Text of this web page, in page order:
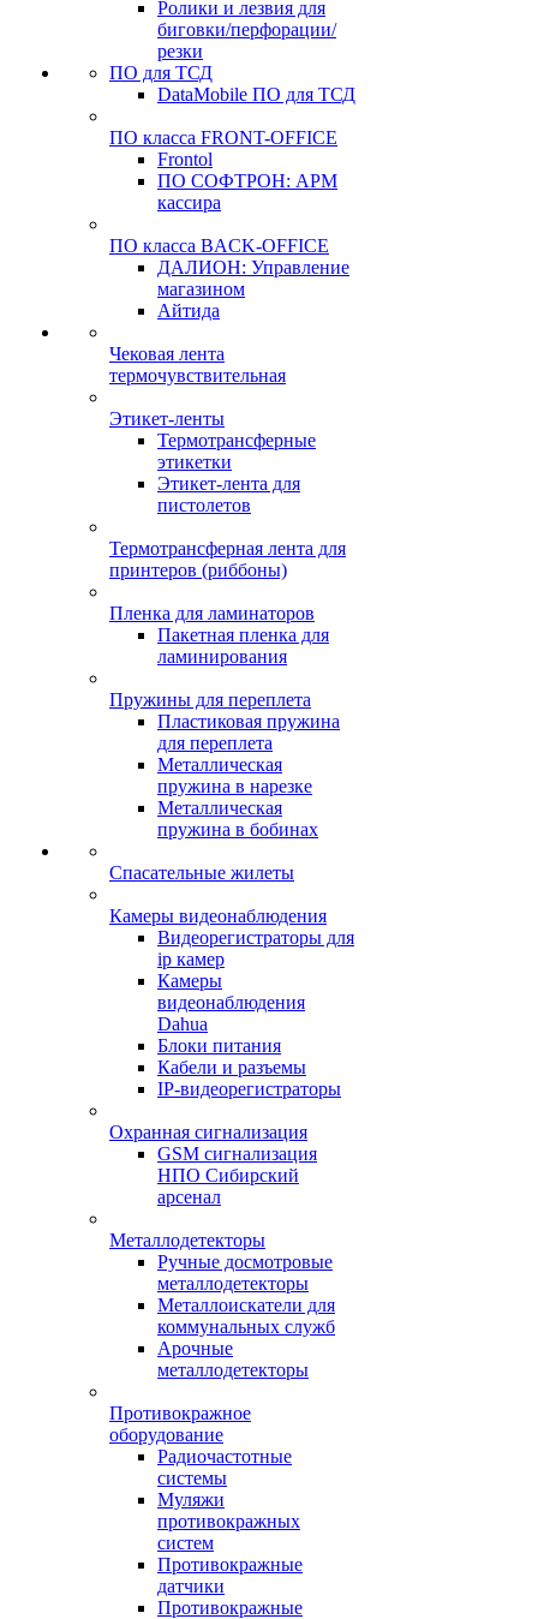
Ролики и лезвия для
биговки/перфорации/
резки
ПО для ТСД
DataMobile ПО для ТСД
ПО класса FRONT-OFFICE
Frontol
ПО СОФТРОН: АРМ
кассира
ПО класса BACK-OFFICE
ДАЛИОН: Управление
магазином
Айтида
Чековая лента
термочувствительная
Этикет-ленты
Термотрансферные
этикетки
Этикет-лента для
пистолетов
Термотрансферная лента для
принтеров (риббоны)
Пленка для ламинаторов
Пакетная пленка для
ламинирования
Пружины для переплета
Пластиковая пружина
для переплета
Металлическая
пружина в нарезке
Металлическая
пружина в бобинах
Спасательные жилеты
Камеры видеонаблюдения
Видеорегистраторы для
ip камер
Камеры
видеонаблюдения
Dahua
Блоки питания
Кабели и разъемы
IP-видеорегистраторы
Охранная сигнализация
GSM сигнализация
НПО Сибирский
арсенал
Металлодетекторы
Ручные досмотровые
металлодетекторы
Металлоискатели для
коммунальных служб
Арочные
металлодетекторы
Противокражное
оборудование
Радиочастотные
системы
Муляжи
противокражных
систем
Противокражные
датчики
Противокражные